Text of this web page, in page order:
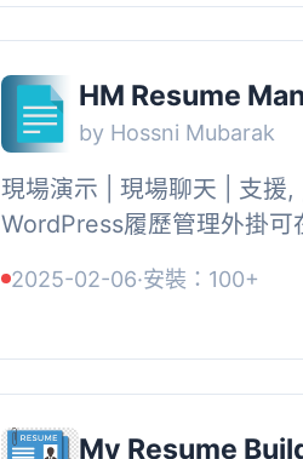
HM Resume
by Hossni Mubarak
現場演示 | 現場聊天 | 支援,
WordPress履歷管理外掛可
網域，但不知道如何使用它
2025-02-06·安裝：100+
My Resume